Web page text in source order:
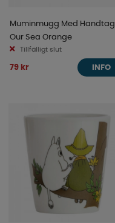
Muminmugg Med Handtag
Our Sea Orange
Tillfälligt slut
79 kr INFO